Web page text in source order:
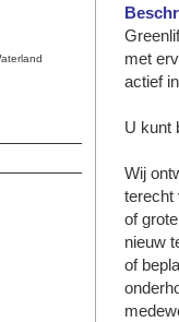
met
actief
U kunt
Wij
terecht
of
nieuw
of